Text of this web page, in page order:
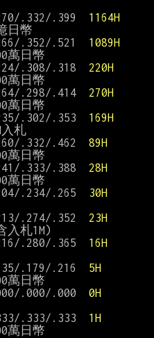
.332/.399 1164H
日幣
.352/.521 1089H
萬日幣
.308/.318 220H
萬日幣
.298/.414 270H
萬日幣
.302/.353 169H
入札
.332/.462 89H
萬日幣
.333/.388 28H
萬日幣
.234/.265
30H
.274/.352 23H
入札1M)
.280/.365 16H
.179/.216 5H
萬日幣
.000/.000 0H
.333/.333 1H
萬日幣